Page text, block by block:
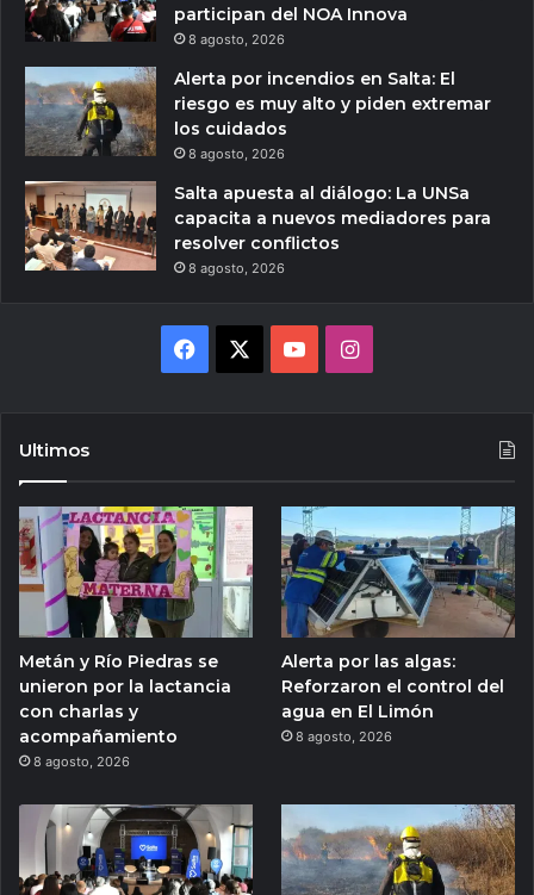
participan del NOA Innova
8 agosto, 2026
Alerta por incendios en Salta: El
riesgo es muy alto y piden extremar
los cuidados
8 agosto, 2026
Salta apuesta al diálogo: La UNSa
capacita a nuevos mediadores para
resolver conflictos
8 agosto, 2026
Facebook YouTubeInstagram
Ultimos
Metán y Río Piedras se
unieron por la lactancia
con charlas y
acompañamiento
8 agosto, 2026
Alerta por las algas:
Reforzaron el control del
agua en El Limón
8 agosto, 2026